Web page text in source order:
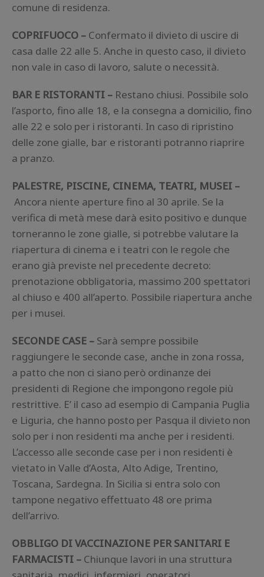
comune di residenza.
COPRIFUOCO – Confermato il divieto di uscire di
casa dalle 22 alle 5. Anche in questo caso, il divieto
non vale in caso di lavoro, salute o necessità.
BAR E RISTORANTI – Restano chiusi. Possibile solo
l’asporto, fino alle 18, e la consegna a domicilio, fino
alle 22 e solo per i ristoranti. In caso di ripristino
delle zone gialle, bar e ristoranti potranno riaprire
a pranzo.
PALESTRE, PISCINE, CINEMA, TEATRI, MUSEI –
Ancora niente aperture fino al 30 aprile. Se la
verifica di metà mese darà esito positivo e dunque
torneranno le zone gialle, si potrebbe valutare la
riapertura di cinema e i teatri con le regole che
erano già previste nel precedente decreto:
prenotazione obbligatoria, massimo 200 spettatori
al chiuso e 400 all’aperto. Possibile riapertura anche
per i musei.
SECONDE CASE – Sarà sempre possibile
raggiungere le seconde case, anche in zona rossa,
a patto che non ci siano però ordinanze dei
presidenti di Regione che impongono regole più
restrittive. E’ il caso ad esempio di Campania Puglia
e Liguria, che hanno posto per Pasqua il divieto non
solo per i non residenti ma anche per i residenti.
L’accesso alle seconde case per i non residenti è
vietato in Valle d’Aosta, Alto Adige, Trentino,
Toscana, Sardegna. In Sicilia si entra solo con
tampone negativo effettuato 48 ore prima
dell’arrivo.
OBBLIGO DI VACCINAZIONE PER SANITARI E
FARMACISTI – Chiunque lavori in una struttura